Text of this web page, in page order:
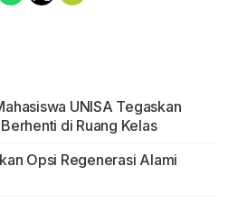
UNISA Tegaskan
di Ruang Kelas
Opsi Regenerasi Alami